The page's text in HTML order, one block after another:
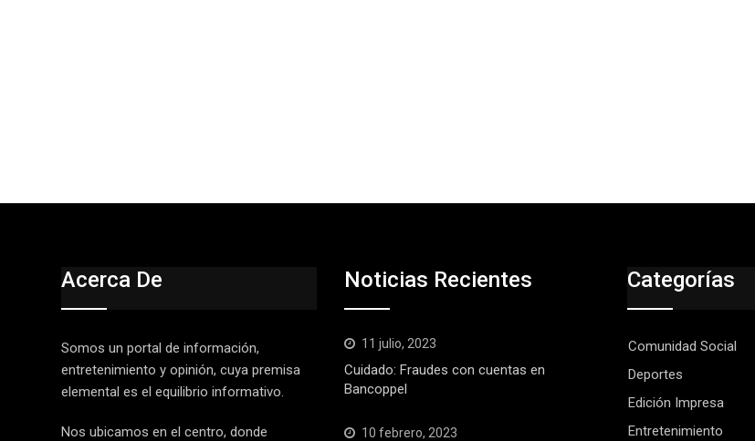
Acerca De
Somos un portal de información,
entretenimiento y opinión, cuya premisa
elemental es el equilibrio informativo.
Nos ubicamos en el centro, donde
Noticias Recientes
11 julio, 2023
Cuidado: Fraudes con cuentas en
Bancoppel
10 febrero, 2023
Categorías
Comunidad Social
Deportes
Edición Impresa
Entretenimiento